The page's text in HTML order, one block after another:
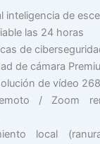
inteligencia de
las 24 horas
de
de cámara
de vídeo
/ Zoom
local